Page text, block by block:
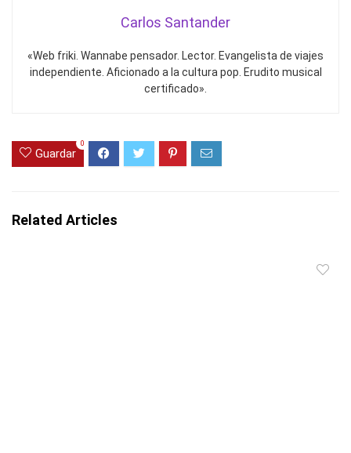
Carlos Santander
«Web friki. Wannabe pensador. Lector. Evangelista de viajes
independiente. Aficionado a la cultura pop. Erudito musical
certificado».
Guardar
0
Related Articles